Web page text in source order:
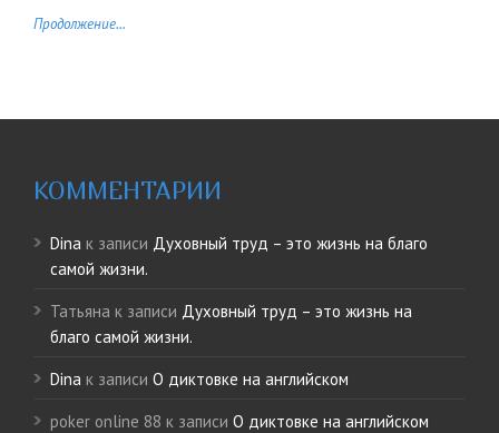
Продолжение...
КОММЕНТАРИИ
Dina к записи Духовный труд – это жизнь на благо
самой жизни.
Татьяна к записи Духовный труд – это жизнь на
благо самой жизни.
Dina к записи О диктовке на английском
poker online 88 к записи О диктовке на английском